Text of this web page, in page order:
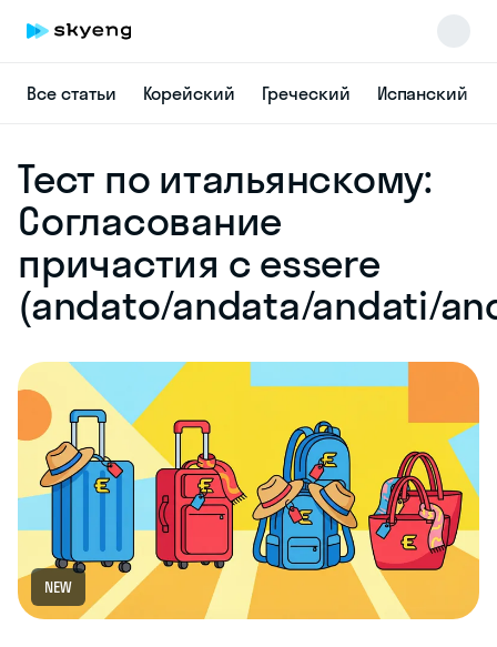
Все статьи Корейский Греческий Испанский
Тест по итальянскому:
Согласование
причастия с essere
(andato/andata/andati/
NEW
Skyeng Chat